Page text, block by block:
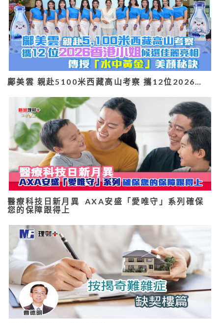
鄺美雲 親赴5100米西藏高山考察 攜12位2026…
醫療科技日新月異 AXA安盛「愛唯守」系列確保
您的保障跟得上